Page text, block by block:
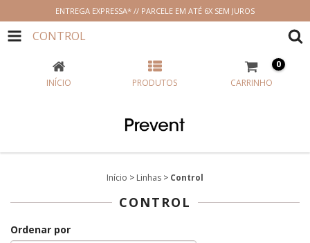
ENTREGA EXPRESSA* // PARCELE EM ATÉ 6X SEM JUROS
CONTROL
INÍCIO PRODUTOS CARRINHO
0
Início > Linhas > Control
CONTROL
Ordenar por